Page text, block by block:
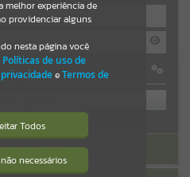
aguarde...
aguarde...
SEM LOGIN
melhor experiência de
providenciar alguns
nesta página você
Políticas de uso de
eTermos de
Todos
necessários
recursos